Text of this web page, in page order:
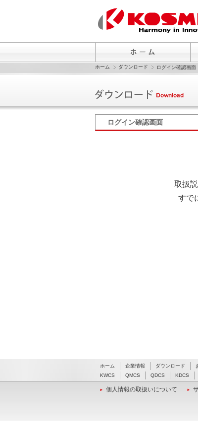
ホーム ダウンロード ログイン確認画面
ログイン確認画面
取扱
すで
ホーム 企業情報 ダウンロード
KWCS
QMCS QDCS KDCS
個人情報の取扱いについて